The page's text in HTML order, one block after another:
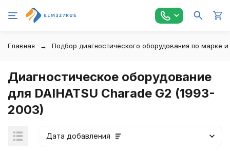
Главная Подбор диагностического оборудования по марке
Диагностическое оборудование
для DAIHATSU Charade G2 (1993-
2003)
Дата добавления